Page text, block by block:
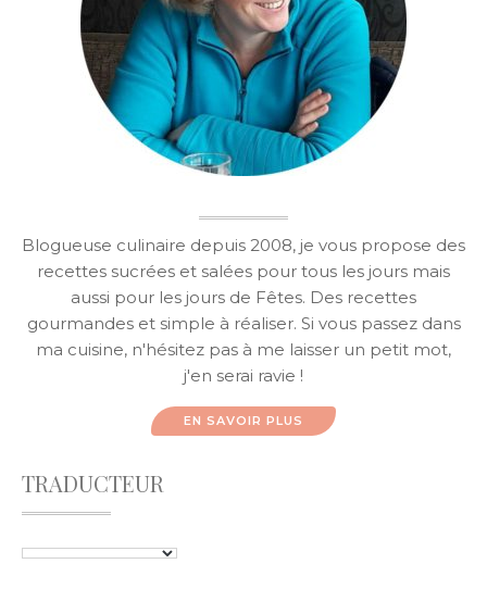
Blogueuse culinaire depuis 2008, je vous propose des
recettes sucrées et salées pour tous les jours mais
aussi pour les jours de Fêtes. Des recettes
gourmandes et simple à réaliser. Si vous passez dans
ma cuisine, n'hésitez pas à me laisser un petit mot,
j'en serai ravie !
EN SAVOIR PLUS
TRADUCTEUR